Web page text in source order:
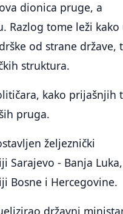
dionica pruge, a
Razlog tome leži kako
od strane države,
struktura.
kako prijašnjih
pruga.
željeznički
Sarajevo - Banja Luka,
Bosne i Hercegovine.
državni